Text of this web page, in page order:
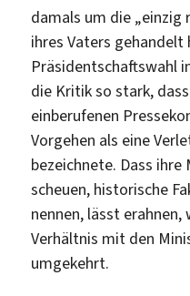
damals um die „einzig
ihres Vaters gehandelt
Präsidentschaftswahl
die Kritik so stark,
einberufenen
Vorgehen als eine
bezeichnete. Dass
scheuen, historische
nennen, lässt
Verhältnis mit den
umgekehrt.